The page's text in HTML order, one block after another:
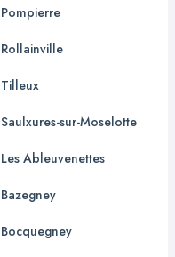
Pompierre
Rollainville
Tilleux
Saulxures-sur-Moselotte
Les Ableuvenettes
Bazegney
Bocquegney